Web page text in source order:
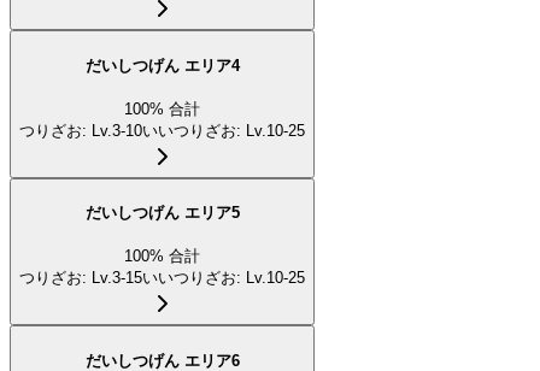
だいしつげん エリア4
100% 合計
つりざお: Lv.3-10いいつりざお: Lv.10-25
だいしつげん エリア5
100% 合計
つりざお: Lv.3-15いいつりざお: Lv.10-25
だいしつげん エリア6